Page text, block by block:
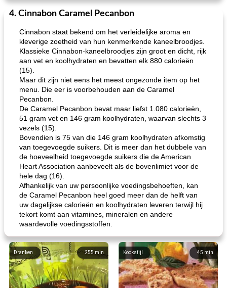
4. Cinnabon Caramel Pecanbon
Cinnabon staat bekend om het verleidelijke aroma en
kleverige zoetheid van hun kenmerkende kaneelbroodjes.
Klassieke Cinnabon-kaneelbroodjes zijn groot en dicht, rijk
aan vet en koolhydraten en bevatten elk 880 calorieën
(15).
Maar dit zijn niet eens het meest ongezonde item op het
menu. Die eer is voorbehouden aan de Caramel
Pecanbon.
De Caramel Pecanbon bevat maar liefst 1.080 calorieën,
51 gram vet en 146 gram koolhydraten, waarvan slechts 3
vezels (15).
Bovendien is 75 van die 146 gram koolhydraten afkomstig
van toegevoegde suikers. Dit is meer dan het dubbele van
de hoeveelheid toegevoegde suikers die de American
Heart Association aanbeveelt als de bovenlimiet voor de
hele dag (16).
Afhankelijk van uw persoonlijke voedingsbehoeften, kan
de Caramel Pecanbon heel goed meer dan de helft van
uw dagelijkse calorieën en koolhydraten leveren terwijl hij
tekort komt aan vitamines, mineralen en andere
waardevolle voedingsstoffen.
255min
Dranken 45 min
Kookstijl